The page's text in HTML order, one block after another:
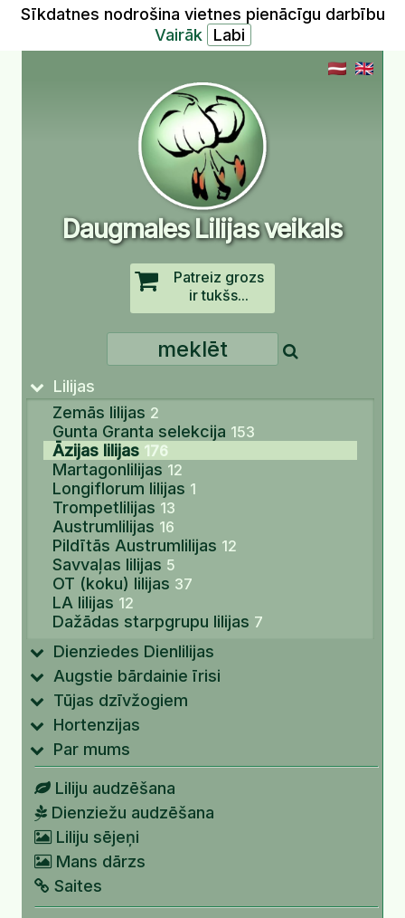
Sīkdatnes nodrošina vietnes pienācīgu darbību
Vairāk
Daugmales Lilijas veikals
Patreiz grozs
ir tukšs...
Lilijas
Zemās lilijas 2
Gunta Granta selekcija 153
Āzijas lilijas 176
Martagonlilijas 12
Longiflorum lilijas 1
Trompetlilijas 13
Austrumlilijas 16
Pildītās Austrumlilijas 12
Savvaļas lilijas 5
OT (koku) lilijas 37
LA lilijas 12
Dažādas starpgrupu lilijas 7
Dienziedes Dienlilijas
Augstie bārdainie īrisi
Tūjas dzīvžogiem
Hortenzijas
Par mums
Liliju audzēšana
Dienziežu audzēšana
Liliju sējeņi
Mans dārzs
Saites